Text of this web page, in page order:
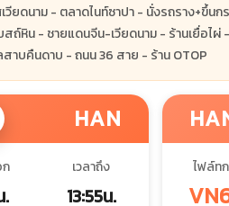
วียดนาม - ตลาดไนท์ซาปา - นั่งรถราง+ขึ้น
ถ์หิน - ชายแดนจีน-เวียดนาม - ร้านเยื่อไ
สาบคืนดาบ - ถนน 36 สาย - ร้าน OTOP
HAN
ก
.
เวลาถึง
13:55น.
ไฟล์ท